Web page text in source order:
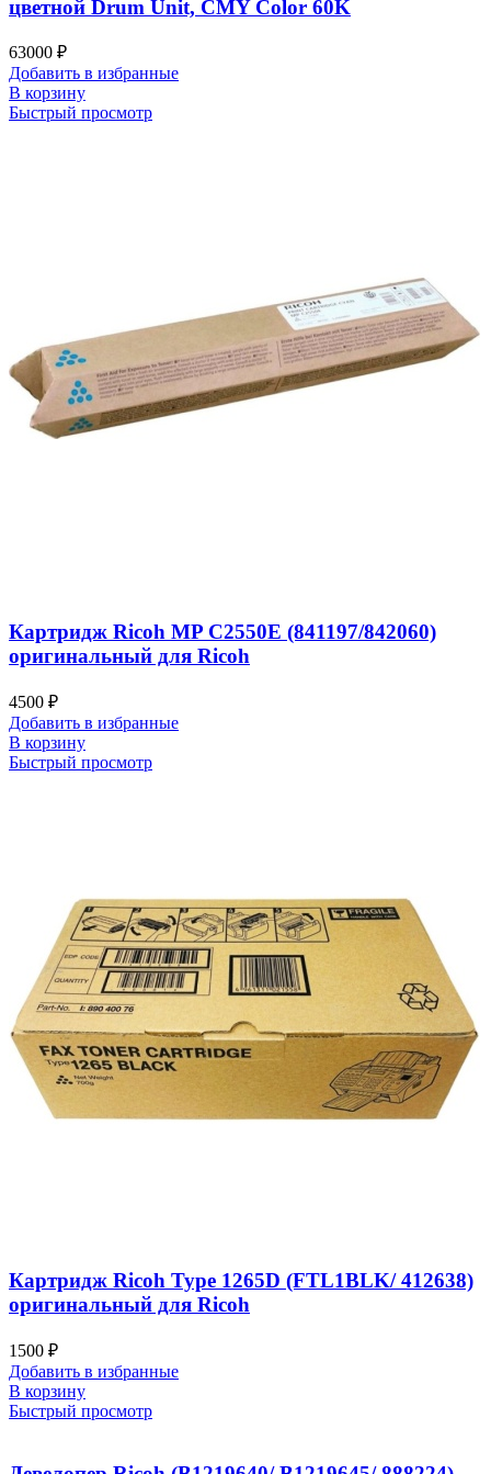
цветной Drum Unit, CMY Color 60K
63000 ₽
Добавить в избранные
В корзину
Быстрый просмотр
Картридж Ricoh MP C2550E (841197/842060)
оригинальный для Ricoh
4500 ₽
Добавить в избранные
В корзину
Быстрый просмотр
Картридж Ricoh Type 1265D (FTL1BLK/ 412638)
оригинальный для Ricoh
1500 ₽
Добавить в избранные
В корзину
Быстрый просмотр